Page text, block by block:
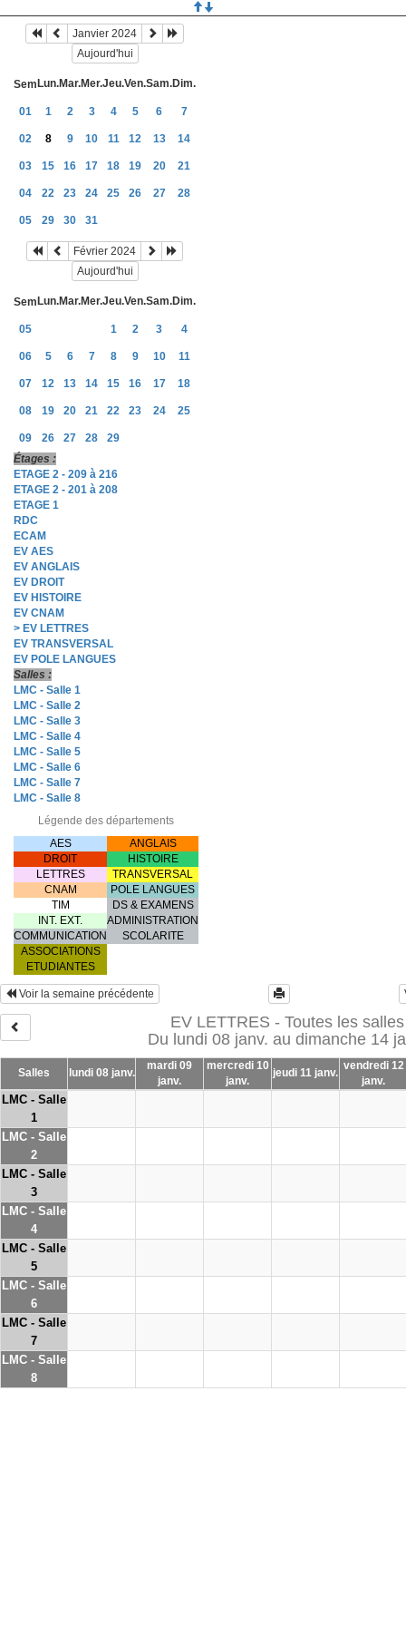
Janvier 2024
Aujourd'hui
Sem Lun.Mar.Mer.Jeu.Ven.Sam.Dim.
01 1 2 3 4 5 6 7
02 8 9 10 11 12 13 14
03 15 16 17 18 19 20 21
04 22 23 24 25 26 27 28
05 29 30 31
Février 2024
Aujourd'hui
Sem Lun.Mar.Mer.Jeu.Ven.Sam.Dim.
05 1 2 3 4
06 5 6 7 8 9 10 11
07 12 13 14 15 16 17 18
08 19 20 21 22 23 24 25
09 26 27 28
29
Étages :
ETAGE 2 - 209 à 216
ETAGE 2 - 201 à 208
ETAGE 1
RDC
ECAM
EV AES
EV ANGLAIS
EV DROIT
EV HISTOIRE
EV CNAM
> EV LETTRES
EV TRANSVERSAL
EV POLE LANGUES
Salles :
LMC - Salle 1
LMC - Salle 2
LMC - Salle 3
LMC - Salle 4
LMC - Salle 5
LMC - Salle 6
LMC - Salle 7
LMC - Salle 8
Légende des départements
AES
ANGLAIS
DROIT
HISTOIRE
LETTRES
TRANSVERSAL
CNAM
POLE LANGUES
TIM
DS & EXAMENS
INT. EXT.
ADMINISTRATION
COMMUNICATION
SCOLARITE
ASSOCIATIONS
ETUDIANTES
Voir la semaine précédente
EV LETTRES - Toutes les salles
Du lundi 08 janv. au dimanche 14
Salles lundi 08 janv.
mardi 09
janv.
mercredi 10
janv.
jeudi 11 janv.
vendredi 12
janv.
LMC - Salle
1
LMC - Salle
2
LMC - Salle
3
LMC - Salle
4
LMC - Salle
5
LMC - Salle
6
LMC - Salle
7
LMC - Salle
8